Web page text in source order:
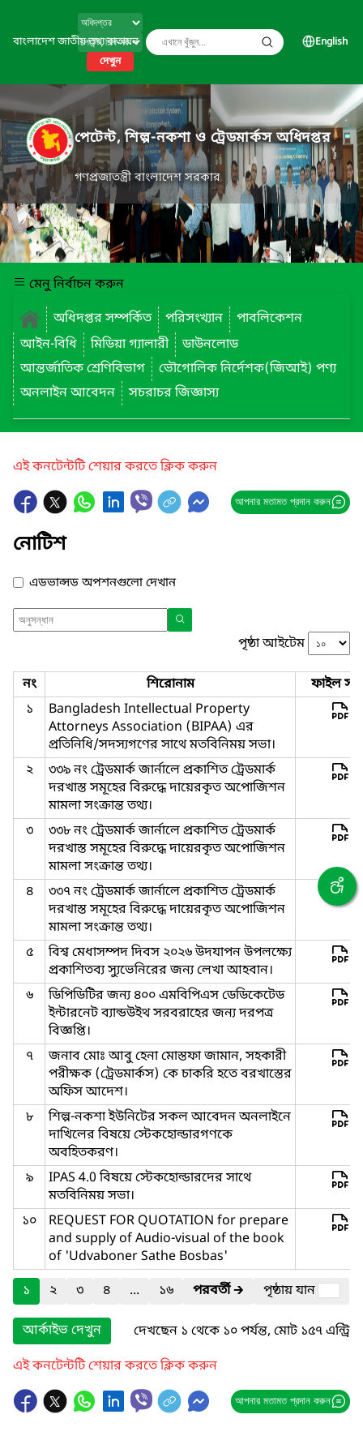
বাংলাদেশ জাতীয় তথ্য বাতায়ন
দেখুন
English
পেটেন্ট, শিল্প-নকশা ও ট্রেডমার্কস অধিদপ্তর
গণপ্রজাতন্ত্রী বাংলাদেশ সরকার
মেনু নির্বাচন করুন
অধিদপ্তর সম্পর্কিত
পরিসংখ্যান
পাবলিকেশন
আইন-বিধি
মিডিয়া গ্যালারী
ডাউনলোড
আন্তর্জাতিক শ্রেণিবিভাগ
ভৌগোলিক নির্দেশক(জিআই) পণ্য
অনলাইন আবেদন
সচরাচর জিজ্ঞাস্য
এই কনটেন্টটি শেয়ার করতে ক্লিক করুন
আপনার মতামত প্রদান করুন
নোটিশ
এডভান্সড অপশনগুলো দেখান
পৃষ্ঠা আইটেম
নং শিরোনাম
ফাইল
১
Bangladesh Intellectual Property
Attorneys Association (BIPAA) এর
প্রতিনিধি/সদস্যগণের সাথে মতবিনিময় সভা।
২
৩৩৯ নং ট্রেডমার্ক জার্নালে প্রকাশিত ট্রেডমার্ক
দরখাস্ত সমূহের বিরুদ্ধে দায়েরকৃত অপোজিশন
মামলা সংক্রান্ত তথ্য।
৩
৩৩৮ নং ট্রেডমার্ক জার্নালে প্রকাশিত ট্রেডমার্ক
দরখাস্ত সমূহের বিরুদ্ধে দায়েরকৃত অপোজিশন
মামলা সংক্রান্ত তথ্য।
৪
৩৩৭ নং ট্রেডমার্ক জার্নালে প্রকাশিত ট্রেডমার্ক
দরখাস্ত সমূহের বিরুদ্ধে দায়েরকৃত অপোজিশন
মামলা সংক্রান্ত তথ্য।
৫
বিশ্ব মেধাসম্পদ দিবস ২০২৬ উদযাপন উপলক্ষ্যে
প্রকাশিতব্য স্যুভেনিরের জন্য লেখা আহবান।
৬
ডিপিডিটির জন্য ৪০০ এমবিপিএস ডেডিকেটেড
ইন্টারনেট ব্যান্ডউইথ সরবরাহের জন্য দরপত্র
বিজ্ঞপ্তি।
৭
জনাব মোঃ আবু হেনা মোস্তফা জামান, সহকারী
পরীক্ষক (ট্রেডমার্কস) কে চাকরি হতে বরখাস্তের
অফিস আদেশ।
৮
শিল্প-নকশা ইউনিটের সকল আবেদন অনলাইনে
দাখিলের বিষয়ে স্টেকহোল্ডারগণকে
অবহিতকরণ।
৯
IPAS 4.0 বিষয়ে স্টেকহোল্ডারদের সাথে
মতবিনিময় সভা।
১০
REQUEST FOR QUOTATION for prepare
and supply of Audio-visual of the book
of 'Udvaboner Sathe Bosbas'
১
২ ৩ ৪ ... ১৬ পরবর্তী🡲 পৃষ্ঠায় যান
আর্কাইভ দেখুন
দেখছেন ১ থেকে ১০ পর্যন্ত, মোট ১৫৭ এন্ট্রি
এই কনটেন্টটি শেয়ার করতে ক্লিক করুন
আপনার মতামত প্রদান করুন